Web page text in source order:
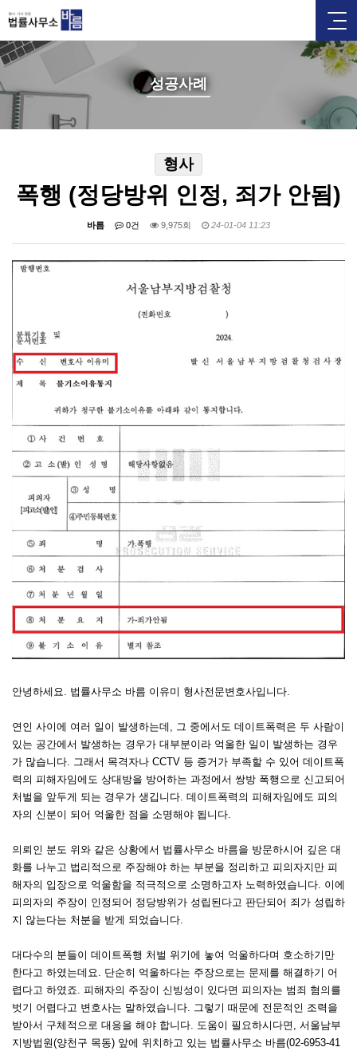
성공사례
형사
폭행 (정당방위 인정, 죄가 안됨)
바름 0건 9,975회 24-01-04 11:23
안녕하세요. 법률사무소 바름 이유미 형사전문변호사입니다.
연인 사이에 여러 일이 발생하는데, 그 중에서도 데이트폭력은 두 사람이
있는 공간에서 발생하는 경우가 대부분이라 억울한 일이 발생하는 경우
가 많습니다. 그래서 목격자나 CCTV 등 증거가 부족할 수 있어 데이트폭
력의 피해자임에도 상대방을 방어하는 과정에서 쌍방 폭행으로 신고되어
처벌을 앞두게 되는 경우가 생깁니다. 데이트폭력의 피해자임에도 피의
자의 신분이 되어 억울한 점을 소명해야 됩니다.
의뢰인 분도 위와 같은 상황에서 법률사무소 바름을 방문하시어 깊은 대
화를 나누고 법리적으로 주장해야 하는 부분을 정리하고 피의자지만 피
해자의 입장으로 억울함을 적극적으로 소명하고자 노력하였습니다. 이에
피의자의 주장이 인정되어 정당방위가 성립된다고 판단되어 죄가 성립하
지 않는다는 처분을 받게 되었습니다.
대다수의 분들이 데이트폭행 처벌 위기에 놓여 억울하다며 호소하기만
한다고 하였는데요. 단순히 억울하다는 주장으로는 문제를 해결하기 어
렵다고 하였죠. 피해자의 주장이 신빙성이 있다면 피의자는 범죄 혐의를
벗기 어렵다고 변호사는 말하였습니다. 그렇기 때문에 전문적인 조력을
받아서 구체적으로 대응을 해야 합니다. 도움이 필요하시다면, 서울남부
지방법원(양천구 목동) 앞에 위치하고 있는 법률사무소 바름(02-6953-41